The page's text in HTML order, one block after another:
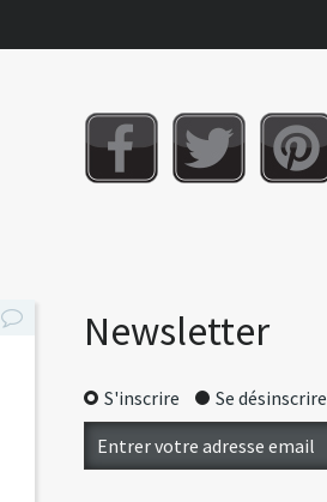
Newsletter
S'inscrire Se désinscrire